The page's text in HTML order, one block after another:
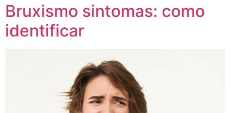
Bruxismo sintomas: como
identificar